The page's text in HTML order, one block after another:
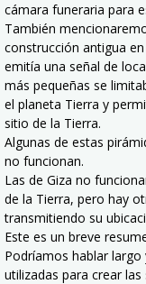
cámara funeraria para
También
construcción antigua
emitía una señal de
más pequeñas se
el planeta Tierra y
sitio de la Tierra.
Algunas de estas
no funcionan.
Las de Giza no
de la Tierra, pero hay
transmitiendo su
Este es un breve
Podríamos hablar
utilizadas para crear